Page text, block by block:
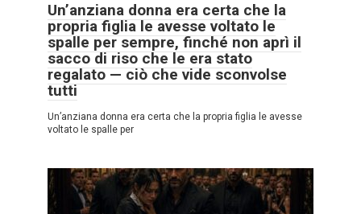
Un’anziana donna era certa che la
propria figlia le avesse voltato le
spalle per sempre, finché non aprì il
sacco di riso che le era stato
regalato — ciò che vide sconvolse
tutti
Un’anziana donna era certa che la propria figlia le avesse
voltato le spalle per